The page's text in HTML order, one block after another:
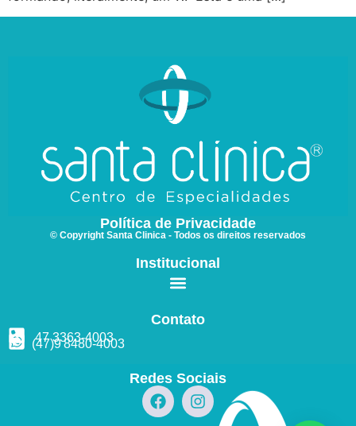
Política de Privacidade
© Copyright Santa Clinica - Todos os direitos reservados
Institucional
Contato
47 3363-4003
(47)98480-4003
Redes Sociais